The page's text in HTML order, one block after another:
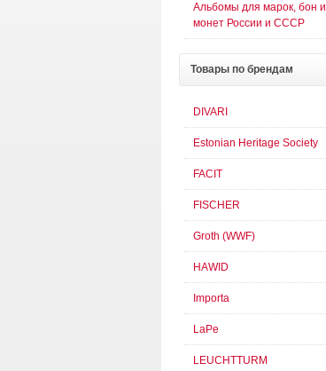
Альбомы для марок, бон и
монет России и СССР
Товары по брендам
DIVARI
Estonian Heritage Society
FACIT
FISCHER
Groth (WWF)
HAWID
Importa
LaPe
LEUCHTTURM